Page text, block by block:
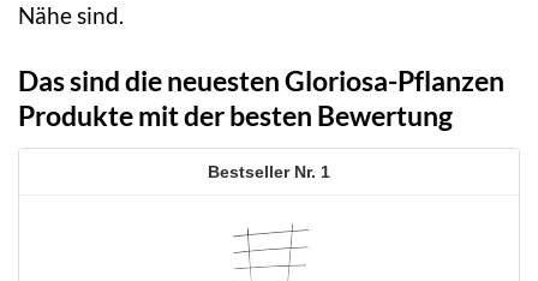
Nähe sind.
Das sind die neuesten Gloriosa-Pflanzen
Produkte mit der besten Bewertung
1